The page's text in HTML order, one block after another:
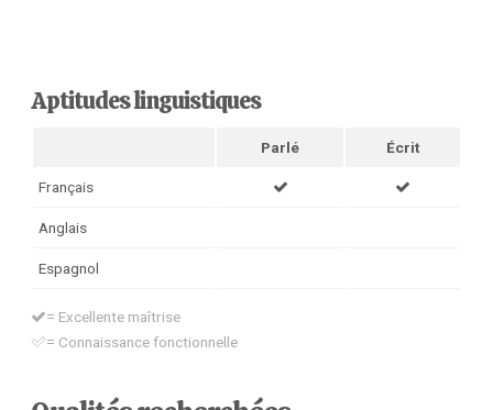
Aptitudes linguistiques
Parlé Écrit
Français
Anglais
Espagnol
= Excellente maîtrise
= Connaissance fonctionnelle